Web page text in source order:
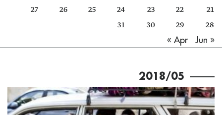
21
22
23
24
25
26
27
28
29
30
31
« Apr
Jun »
2018/05